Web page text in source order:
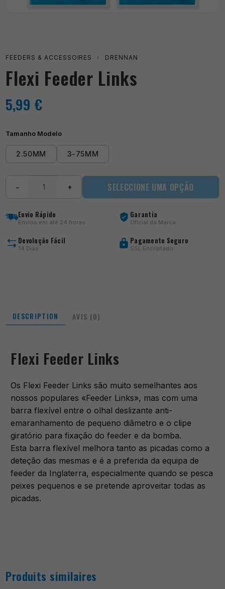
FEEDERS & ACCESSOIRES › DRENNAN
Flexi Feeder Links
5,99 €
Tamanho Modelo
2.50MM 3-75MM
Links
− + SELECCIONE UMA OPÇÃO
Envio Rápido
Envios em até 24 horas
Garantia
Oficial da Marca
Devolução Fácil
14 Dias
Pagamento Seguro
SSL Encriptado
DESCRIPTION AVIS (0)
Flexi Feeder Links
Os Flexi Feeder Links são muito semelhantes aos
nossos populares «Feeder Links», mas com uma
barra flexível entre o olhal deslizante anti-
emaranhamento de pequeno diâmetro e o clipe
giratório para fixação do feeder e da bomba.
Esta barra flexível melhora tanto as picadas como a
deteção das mesmas e é a preferida da equipa de
feeder da Inglaterra, especialmente quando se pesca
peixes pequenos e se pretende aproveitar todas as
picadas.
Produits similaires